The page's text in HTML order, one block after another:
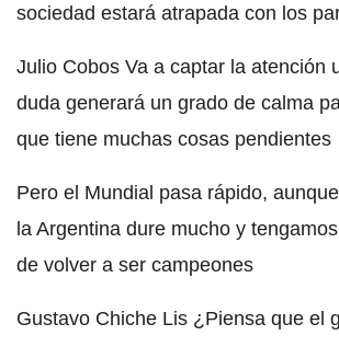
sociedad estará atrapada con los
Julio Cobos Va a captar la atención
duda generará un grado de calma
que tiene muchas cosas pendientes
Pero el Mundial pasa rápido,
la Argentina dure mucho y
de volver a ser campeones
Gustavo Chiche Lis ¿Piensa que el